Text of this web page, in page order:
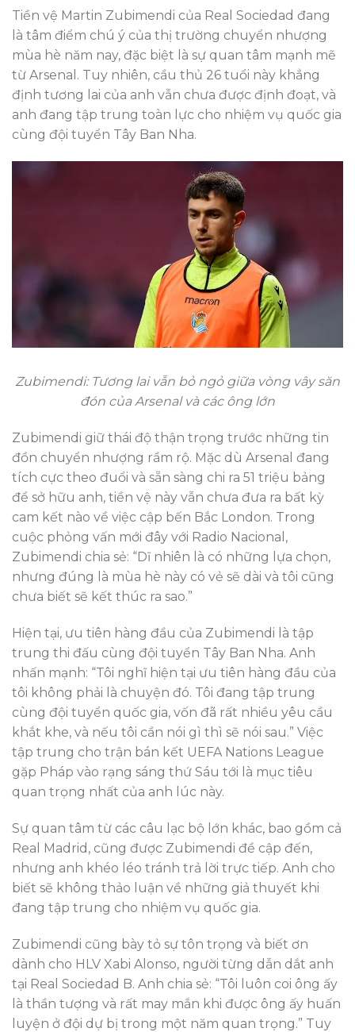
Tiền vệ Martin Zubimendi của Real Sociedad đang
là tâm điểm chú ý của thị trường chuyển nhượng
mùa hè năm nay, đặc biệt là sự quan tâm mạnh mẽ
từ Arsenal. Tuy nhiên, cầu thủ 26 tuổi này khẳng
định tương lai của anh vẫn chưa được định đoạt, và
anh đang tập trung toàn lực cho nhiệm vụ quốc gia
cùng đội tuyển Tây Ban Nha.
Zubimendi: Tương lai vẫn bỏ ngỏ giữa vòng vây săn
đón của Arsenal và các ông lớn
Zubimendi giữ thái độ thận trọng trước những tin
đồn chuyển nhượng rầm rộ. Mặc dù Arsenal đang
tích cực theo đuổi và sẵn sàng chi ra 51 triệu bảng
để sở hữu anh, tiền vệ này vẫn chưa đưa ra bất kỳ
cam kết nào về việc cập bến Bắc London. Trong
cuộc phỏng vấn mới đây với Radio Nacional,
Zubimendi chia sẻ: “Dĩ nhiên là có những lựa chọn,
nhưng đúng là mùa hè này có vẻ sẽ dài và tôi cũng
chưa biết sẽ kết thúc ra sao.”
Hiện tại, ưu tiên hàng đầu của Zubimendi là tập
trung thi đấu cùng đội tuyển Tây Ban Nha. Anh
nhấn mạnh: “Tôi nghĩ hiện tại ưu tiên hàng đầu của
tôi không phải là chuyện đó. Tôi đang tập trung
cùng đội tuyển quốc gia, vốn đã rất nhiều yêu cầu
khắt khe, và nếu tôi cần nói gì thì sẽ nói sau.” Việc
tập trung cho trận bán kết UEFA Nations League
gặp Pháp vào rạng sáng thứ Sáu tới là mục tiêu
quan trọng nhất của anh lúc này.
Sự quan tâm từ các câu lạc bộ lớn khác, bao gồm cả
Real Madrid, cũng được Zubimendi đề cập đến,
nhưng anh khéo léo tránh trả lời trực tiếp. Anh cho
biết sẽ không thảo luận về những giả thuyết khi
đang tập trung cho nhiệm vụ quốc gia.
Zubimendi cũng bày tỏ sự tôn trọng và biết ơn
dành cho HLV Xabi Alonso, người từng dẫn dắt anh
tại Real Sociedad B. Anh chia sẻ: “Tôi luôn coi ông ấy
là thần tượng và rất may mắn khi được ông ấy huấn
luyện ở đội dự bị trong một năm quan trọng.” Tuy